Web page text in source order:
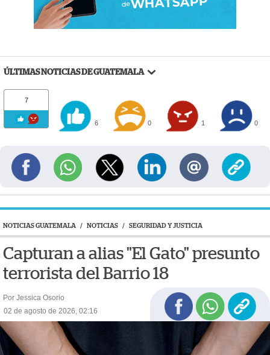
ÚLTIMAS NOTICIAS DE GUATEMALA
7
6 0 1 0
NOTICIAS GUATEMALA / NOTICIAS / SEGURIDAD Y JUSTICIA
Capturan a alias "El Gato" presunto
terrorista del Barrio 18
Por Jessica Osorio
02 de agosto de 2026, 02:16